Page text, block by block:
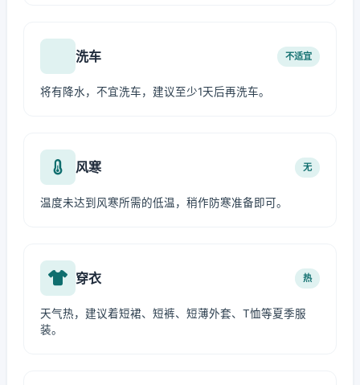
洗车 不适宜
将有降水，不宜洗车，建议至少1天后再洗车。
风寒 无
温度未达到风寒所需的低温，稍作防寒准备即可。
穿衣 热
天气热，建议着短裙、短裤、短薄外套、T恤等夏季服
装。